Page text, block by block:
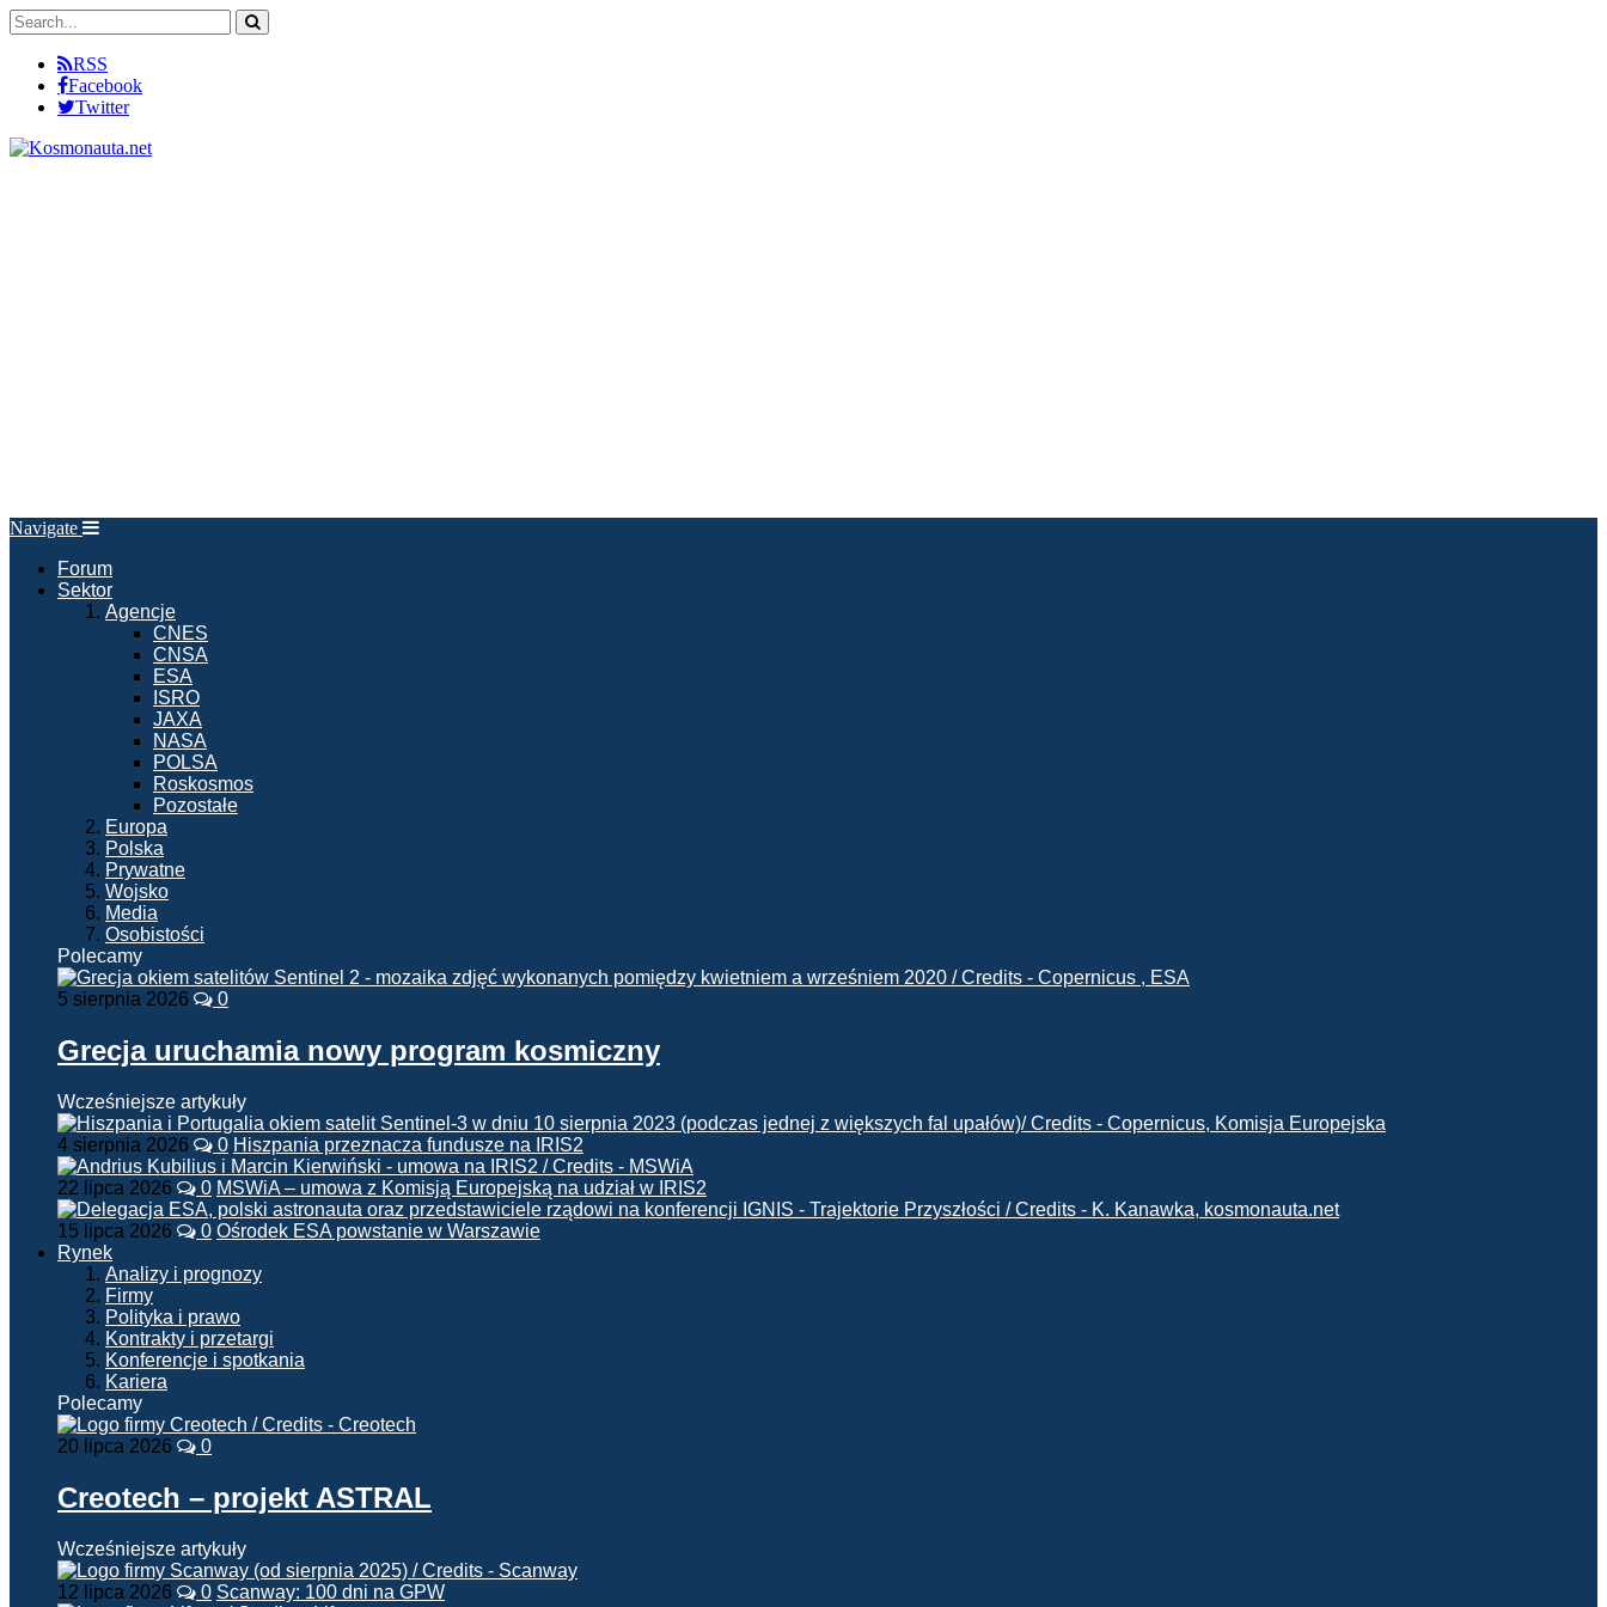
RSS
Facebook
Twitter
Navigate
Forum
Sektor
Agencje
CNES
CNSA
ESA
ISRO
JAXA
NASA
POLSA
Roskosmos
Pozostałe
Europa
Polska
Prywatne
Wojsko
Media
Osobistości
Polecamy
5 sierpnia 2026 0
Grecja uruchamia nowy program kosmiczny
Wcześniejsze artykuły
4 sierpnia 2026 0 Hiszpania przeznacza fundusze na IRIS2
22 lipca 2026 0 MSWiA – umowa z Komisją Europejską na udział w IRIS2
15 lipca 2026 0 Ośrodek ESA powstanie w Warszawie
Rynek
Analizy i prognozy
Firmy
Polityka i prawo
Kontrakty i przetargi
Konferencje i spotkania
Kariera
Polecamy
20 lipca 2026 0
Creotech – projekt ASTRAL
Wcześniejsze artykuły
12 lipca 2026 0 Scanway: 100 dni na GPW